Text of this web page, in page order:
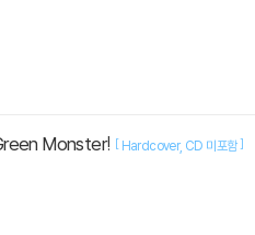
Monster! [ Hardcover CD 미포함]